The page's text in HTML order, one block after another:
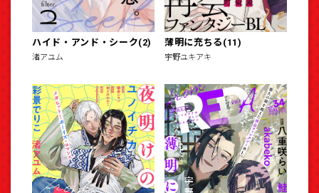
ハイド・アンド・シーク(2)
渚アユム
薄明に充ちる(11)
宇野ユキアキ